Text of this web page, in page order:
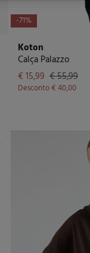
-71%
Koton
Calça Palazzo
€ 15,99 € 55,99
Desconto€ 40,00